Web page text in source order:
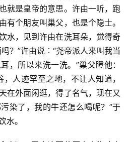
就是皇帝的意思。许由一听，跑
有个朋友叫巢父，也是个隐士。
水，见到许由在洗耳朵，觉得奇
？”许由说︰“尧帝派人来叫我当
，所以来洗一洗。”巢父瞪他：
人迹罕至之地，不让人知道，
在外面闲逛，得了名气，现在又
染了，我的牛还怎么喝呢？”于
水。